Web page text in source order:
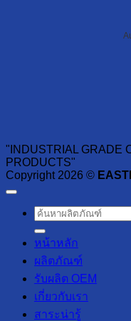
"INDUSTRIAL GRADE
PRODUCTS"
Copyright 2026 ©
ค้นหา:
หน้าหลัก
ผลิตภัณฑ์
รับผลิต OEM
เกี่ยวกับเรา
สาระน่ารู้